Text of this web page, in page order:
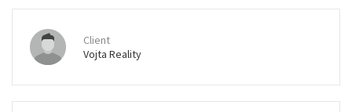
Client
Vojta Reality